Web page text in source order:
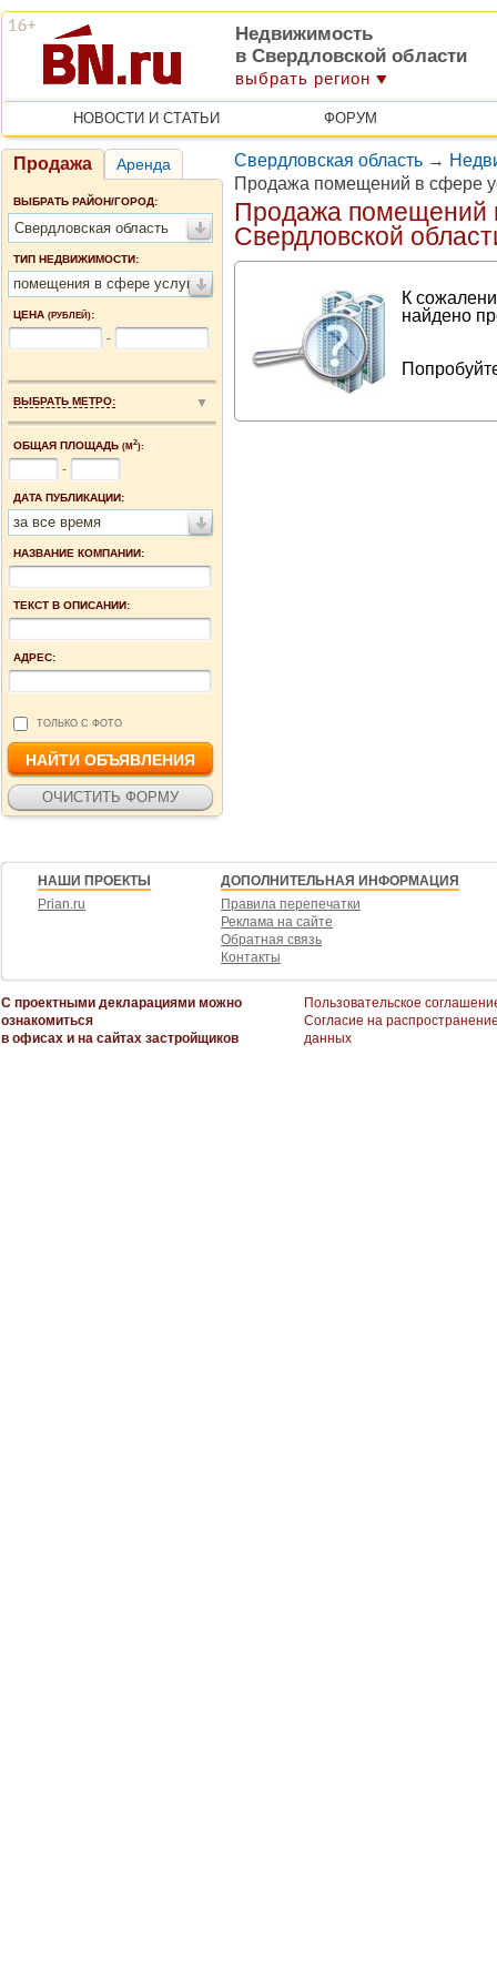
Недвижимость
в Свердловской области
выбрать регион
НОВОСТИ И СТАТЬИ ФОРУМ
Продажа Аренда
ВЫБРАТЬ РАЙОН/ГОРОД:
Свердловская область
ТИП НЕДВИЖИМОСТИ:
помещения в сфере услуг
ЦЕНА (РУБЛЕЙ):
-
ВЫБРАТЬ МЕТРО:
ОБЩАЯ ПЛОЩАДЬ (М2):
-
ДАТА ПУБЛИКАЦИИ:
за все время
НАЗВАНИЕ КОМПАНИИ:
ТЕКСТ В ОПИСАНИИ:
АДРЕС:
ТОЛЬКО С ФОТО
Свердловская область →
Продажа помещений в сфере
Продажа помещений
Свердловской
К
найдено
НАШИ ПРОЕКТЫ
Prian.ru
ДОПОЛНИТЕЛЬНАЯ ИНФОРМАЦИЯ
Правила перепечатки
Реклама на сайте
Обратная связь
Контакты
С проектными декларациями можно
ознакомиться
в офисах и на сайтах застройщиков
Пользовательское
Согласие на
данных